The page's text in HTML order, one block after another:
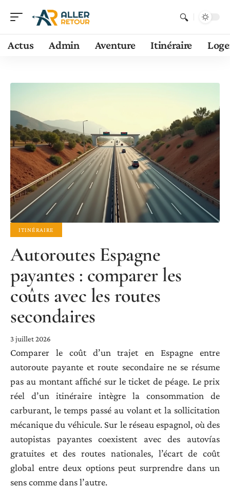
Actus Admin Aventure Itinéraire
ITINÉRAIRE
Autoroutes Espagne
payantes : comparer les
coûts avec les routes
secondaires
3 juillet 2026
Comparer le coût d’un trajet en Espagne entre
autoroute payante et route secondaire ne se résume
pas au montant affiché sur le ticket de péage. Le prix
réel d’un itinéraire intègre la consommation de
carburant, le temps passé au volant et la sollicitation
mécanique du véhicule. Sur le réseau espagnol, où des
autopistas payantes coexistent avec des autovías
gratuites et des routes nationales, l’écart de coût
global entre deux options peut surprendre dans un
sens comme dans l’autre.